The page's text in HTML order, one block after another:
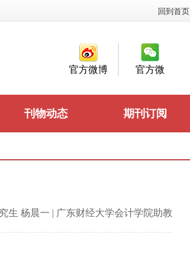
回到首页
官方微博
官方微
刊物动态 期刊订阅
生 杨晨一 | 广东财经大学会计学院助教